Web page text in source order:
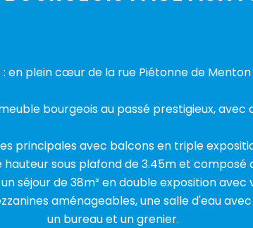
en plein cœur de la rue Piétonne de
bourgeois au passé prestigieux, avec
principales avec balcons en triple
sous plafond de 3.45m et composé
séjour de 38m² en double exposition
aménageables, une salle d'eau
un bureau et un grenier.